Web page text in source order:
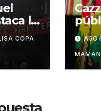
la
en
COPA
en
AGO